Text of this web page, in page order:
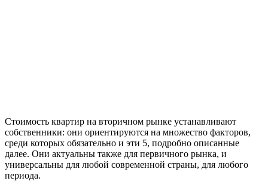
Стоимость квартир на вторичном рынке устанавливают
собственники: они ориентируются на множество факторов,
среди которых обязательно и эти 5, подробно описанные
далее. Они актуальны также для первичного рынка, и
универсальны для любой современной страны, для любого
периода.